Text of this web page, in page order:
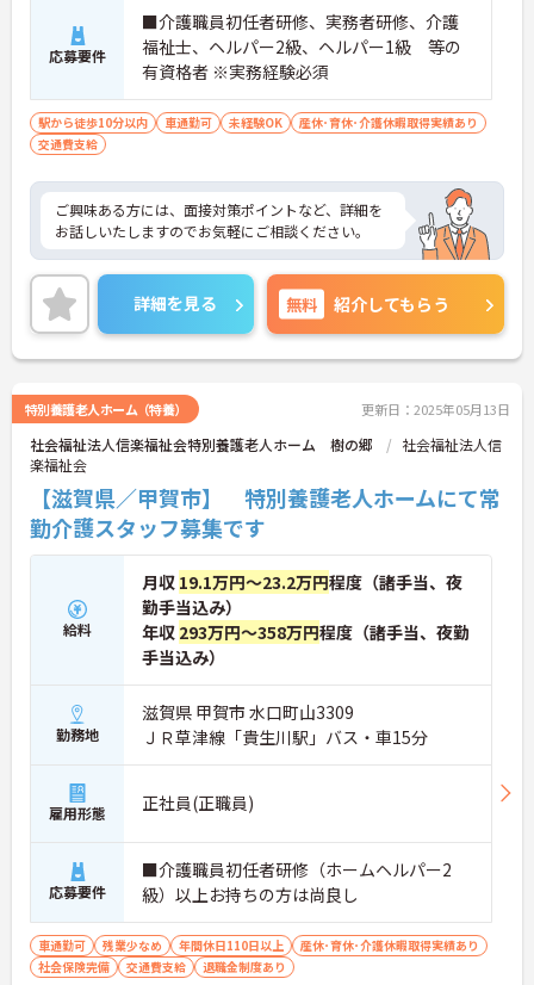
応募要件
■介護職員初任者研修、実務者研修、介護
福祉士、ヘルパー2級、ヘルパー1級 等の
有資格者 ※実務経験必須
駅から徒歩10分以内 車通勤可 未経験OK
産休･育休･介護休暇取得実績あり
交通費支給
ご興味ある方には、面接対策ポイントなど、詳細を
お話しいたしますのでお気軽にご相談ください。
詳細を見る 無料 紹介してもらう
特別養護老人ホーム（特養） 更新日：2025年05月13日
社会福祉法人信楽福祉会特別養護老人ホーム 樹の郷
社会福祉法人信
楽福祉会
【滋賀県／甲賀市】 特別養護老人ホームにて常
勤介護スタッフ募集です
給料
月収 19.1万円～23.2万円程度（諸手当、夜
勤手当込み）
年収 293万円～358万円程度（諸手当、夜勤
手当込み）
勤務地
滋賀県 甲賀市 水口町山3309
ＪＲ草津線「貴生川駅」バス・車15分
雇用形態 正社員(正職員)
応募要件
■介護職員初任者研修（ホームヘルパー2
級）以上お持ちの方は尚良し
車通勤可 残業少なめ 年間休日110日以上
産休･育休･介護休暇取得実績あり
社会保険完備
交通費支給 退職金制度あり